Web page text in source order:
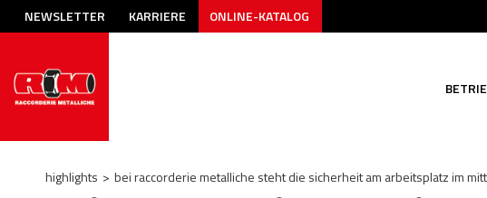
NEWSLETTER KARRIERE ONLINE-KATALOG
highlights > bei raccorderie metalliche steht die sicherheit am arbeitsplatz im